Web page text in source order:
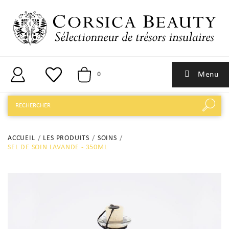
0 Menu
ACCUEIL LES PRODUITS
SOINS
SEL DE SOIN LAVANDE - 350ML